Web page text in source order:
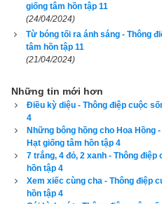
Mặc dù tuổi tác và thời gian
nhẫn nhưng cuộc sống của bà
dụng những bài học về tình
tiêu ý nghĩa để sống và một lý
7 năm tiếp theo.
Vào những ngày cuối cuộc
Một ngày kia, khi tôi bước đến
tôi và nói: "Bà của em là
không... bà là nguồn sáng tỏa
sự lạc quan yêu đời hiếm có của
giống tâm hồn tập 11
(24/04/2024)
Từ bóng tối ra ánh sáng - Thông
tâm hồn tập 11
(21/04/2024)
Những tin mới hơn
Điều kỳ diệu - Thông điệp cuộc
4
Những bông hồng cho Hoa Hồng
Hạt giống tâm hồn tập 4
7 trắng, 4 đỏ, 2 xanh - Thông
hồn tập 4
Xem xiếc cùng cha - Thông điệp
hồn tập 4